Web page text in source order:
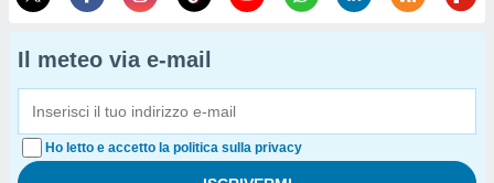
Il meteo via e-mail
Ho letto e accetto la politica sulla privacy